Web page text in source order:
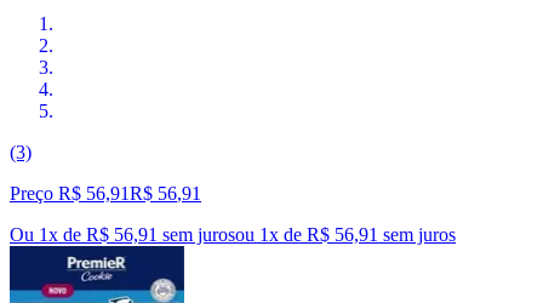
(3)
Preço R$ 56,91R$ 56,91
Ou 1x de R$ 56,91 sem jurosou 1x de R$ 56,91 sem juros